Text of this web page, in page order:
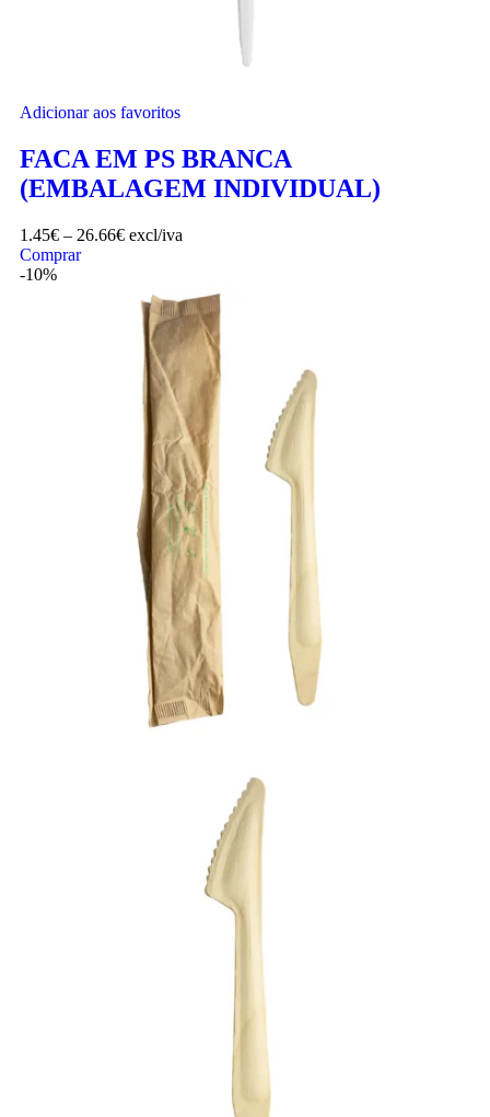
Adicionar aos favoritos
FACA EM PS BRANCA
(EMBALAGEM INDIVIDUAL)
1.45€ – 26.66€ excl/iva
Comprar
-10%